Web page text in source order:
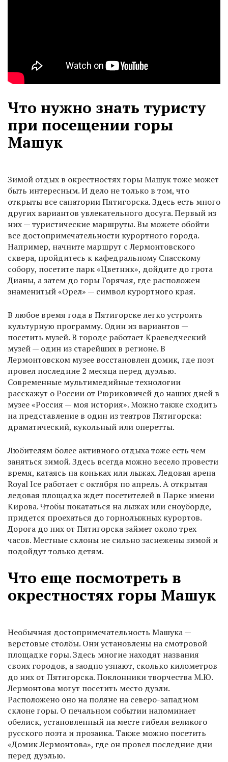
Что нужно знать туристу
при посещении горы
Машук
Зимой отдых в окрестностях горы Машук тоже может
быть интересным. И дело не только в том, что
открыты все санатории Пятигорска. Здесь есть много
других вариантов увлекательного досуга. Первый из
них — туристические маршруты. Вы можете обойти
все достопримечательности курортного города.
Например, начните маршрут с Лермонтовского
сквера, пройдитесь к кафедральному Спасскому
собору, посетите парк «Цветник», дойдите до грота
Дианы, а затем до горы Горячая, где расположен
знаменитый «Орел» — символ курортного края.
В любое время года в Пятигорске легко устроить
культурную программу. Один из вариантов —
посетить музей. В городе работает Краеведческий
музей — один из старейших в регионе. В
Лермонтовском музее восстановлен домик, где поэт
провел последние 2 месяца перед дуэлью.
Современные мультимедийные технологии
расскажут о России от Рюриковичей до наших дней в
музее «Россия — моя история». Можно также сходить
на представление в один из театров Пятигорска:
драматический, кукольный или оперетты.
Любителям более активного отдыха тоже есть чем
заняться зимой. Здесь всегда можно весело провести
время, катаясь на коньках или лыжах. Ледовая арена
Royal Ice работает с октября по апрель. А открытая
ледовая площадка ждет посетителей в Парке имени
Кирова. Чтобы покататься на лыжах или сноуборде,
придется проехаться до горнолыжных курортов.
Дорога до них от Пятигорска займет около трех
часов. Местные склоны не сильно заснежены зимой и
подойдут только детям.
Что еще посмотреть в
окрестностях горы Машук
Необычная достопримечательность Машука —
верстовые столбы. Они установлены на смотровой
площадке горы. Здесь многие находят названия
своих городов, а заодно узнают, сколько километров
до них от Пятигорска. Поклонники творчества М.Ю.
Лермонтова могут посетить место дуэли.
Расположено оно на поляне на северо-западном
склоне горы. О печальном событии напоминает
обелиск, установленный на месте гибели великого
русского поэта и прозаика. Также можно посетить
«Домик Лермонтова», где он провел последние дни
перед дуэлью.